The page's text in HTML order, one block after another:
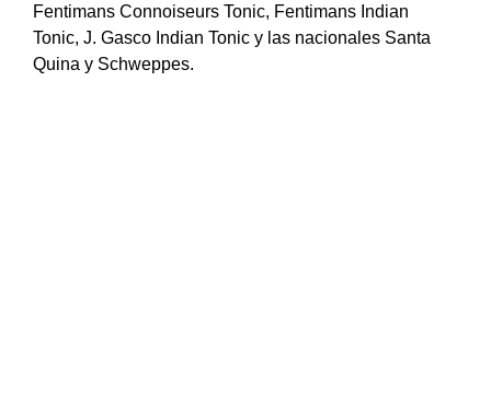
Fentimans Connoiseurs Tonic, Fentimans Indian
Tonic, J. Gasco Indian Tonic y las nacionales Santa
Quina y Schweppes.